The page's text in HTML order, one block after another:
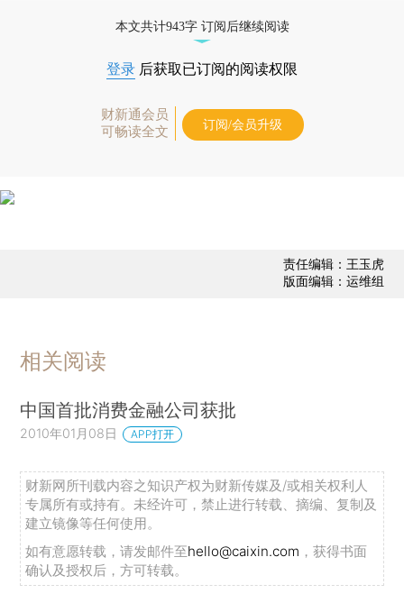
本文共计943字 订阅后继续阅读
登录 后获取已订阅的阅读权限
财新通会员
可畅读全文
订阅/会员升级
责任编辑：王玉虎
版面编辑：运维组
相关阅读
中国首批消费金融公司获批
2010年01月08日 APP打开
财新网所刊载内容之知识产权为财新传媒及/或相关权利人
专属所有或持有。未经许可，禁止进行转载、摘编、复制及
建立镜像等任何使用。
如有意愿转载，请发邮件至hello@caixin.com ，获得书面
确认及授权后，方可转载。